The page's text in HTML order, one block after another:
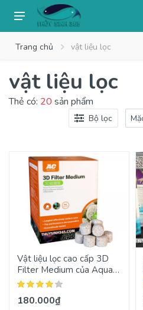
Trang chủ vật liệu lọc
vật liệu lọc
Thẻ có: 20 sản phẩm
Bộ lọc
Vật liệu lọc cao cấp 3D
Filter Medium của Aqua
Clean
180.000₫